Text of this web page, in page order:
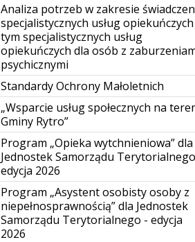
Analiza potrzeb w zakresie
specjalistycznych usług
tym specjalistycznych usług
opiekuńczych dla osób z
psychicznymi
Standardy Ochrony Małoletnich
„Wsparcie usług społecznych na
Gminy Rytro”
Program „Opieka wytchnieniowa” dla
Jednostek Samorządu
edycja 2026
Program „Asystent osobisty osoby z
niepełnosprawnością” dla Jednostek
Samorządu Terytorialnego - edycja
2026